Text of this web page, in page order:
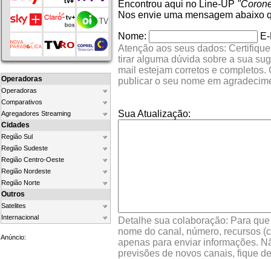
Operadoras
Operadoras
Comparativos
Agregadores Streaming
Cidades
Região Sul
Região Sudeste
Região Centro-Oeste
Região Nordeste
Região Norte
Outros
Satelites
Internacional
Anúncio:
Encontrou aqui no Line-UP
Nos envie uma mensagem abaixo
Nome:
Atenção aos seus dados:
tirar alguma dúvida sobre a sua
mail estejam corretos e
publicar o seu nome em
Sua Atualização:
Detalhe sua colaboração: Para
nome do canal, número, recursos
apenas para enviar informações.
previsões de novos canais, fique